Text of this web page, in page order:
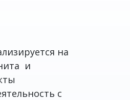
на
и
с